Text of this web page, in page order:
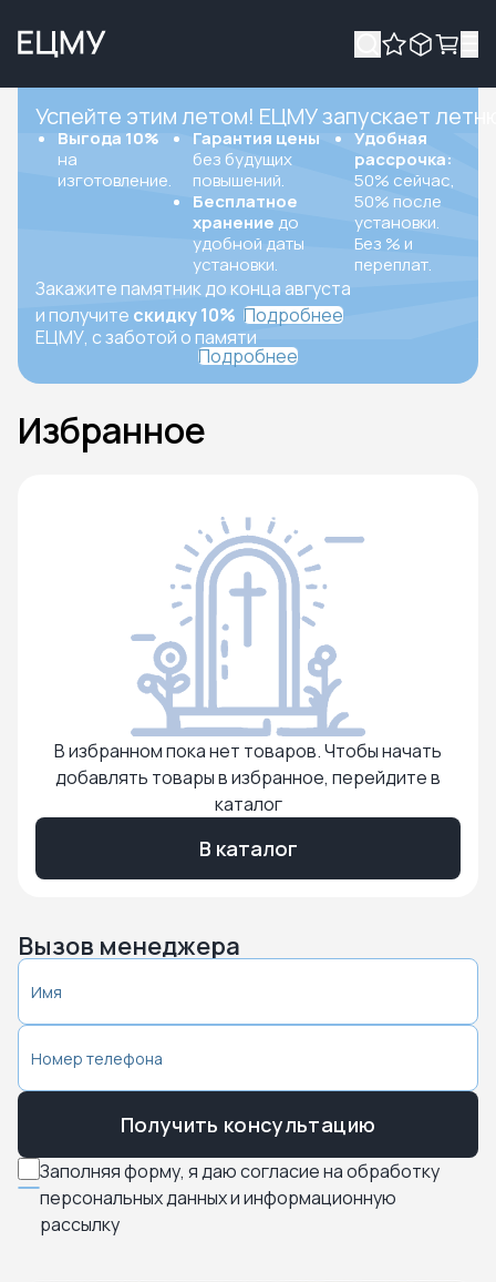
Успейте этим летом! ЕЦМУ запускает
Выгода 10%
на
изготовление.
Гарантия цены
без будущих
повышений.
Бесплатное
хранение до
удобной даты
установки.
Удобная
рассрочка:
50% сейчас,
50% после
установки.
Без % и
переплат.
Закажите памятник до конца августа
и получите скидку 10% Подробнее
ЕЦМУ, с заботой о памяти
Подробнее
Избранное
В избранном пока нет товаров. Чтобы начать
добавлять товары в избранное, перейдите в
каталог
В каталог
Вызов менеджера
Заполняя форму, я даю согласие на обработку
персональных данных и информационную
рассылку
Получить консультацию